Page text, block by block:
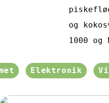
og
1000 og
Elektronik